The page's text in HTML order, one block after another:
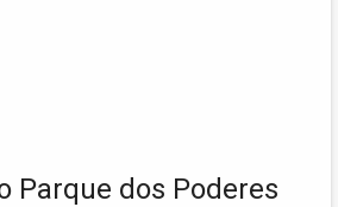
Parque dos Poderes